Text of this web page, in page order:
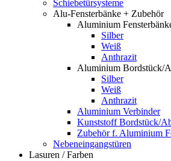
Schiebetürsysteme
Alu-Fensterbänke + Zubehör
Aluminium
Silber
Weiß
Anthrazit
Aluminium Bordstück/
Silber
Weiß
Anthrazit
Aluminium Verbinder
Kunststoff Bordstück/
Zubehör f. Aluminium
Nebeneingangstüren
Lasuren / Farben